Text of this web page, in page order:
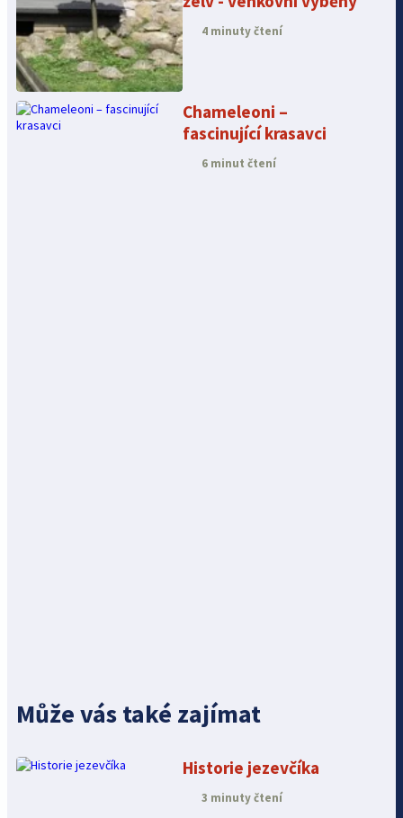
4 minuty čtení
Chameleoni –
fascinující krasavci
6 minut čtení
Může vás také zajímat
Historie jezevčíka
3 minuty čtení